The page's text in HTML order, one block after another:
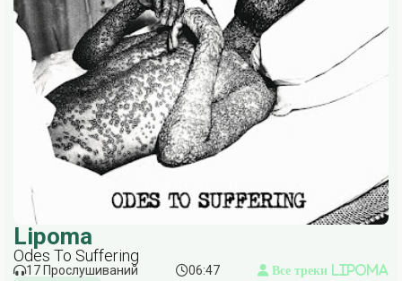
Lipoma
Odes To Suffering
17 Прослушиваний 06:47 Все треки Lipoma